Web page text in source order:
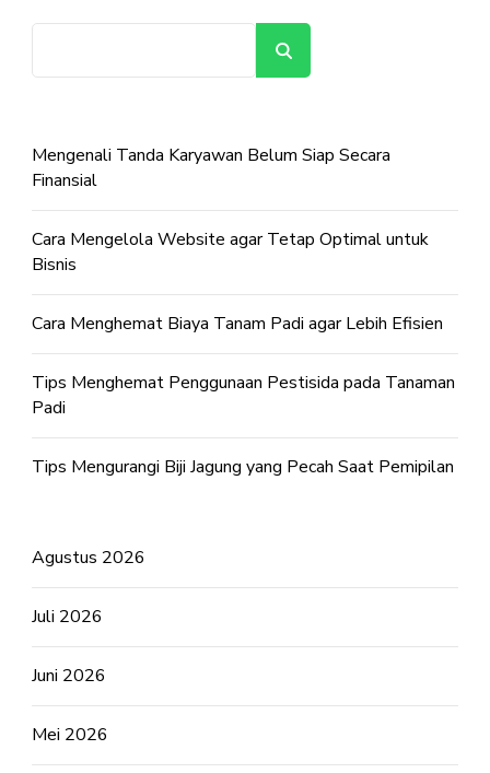
Mengenali Tanda Karyawan Belum Siap Secara
Finansial
Cara Mengelola Website agar Tetap Optimal untuk
Bisnis
Cara Menghemat Biaya Tanam Padi agar Lebih Efisien
Tips Menghemat Penggunaan Pestisida pada Tanaman
Padi
Tips Mengurangi Biji Jagung yang Pecah Saat Pemipilan
Agustus 2026
Juli 2026
Juni 2026
Mei 2026